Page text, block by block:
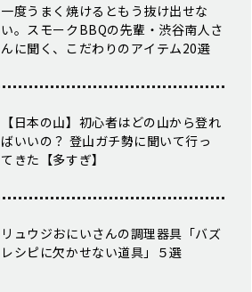
一度うまく焼けるともう抜け出せな
い。スモークBBQの先輩・渋谷南人さ
んに聞く、こだわりのアイテム20選
【日本の山】初心者はどの山から登れ
ばいいの？ 登山ガチ勢に聞いて行っ
てきた【多すぎ】
リュウジおにいさんの調理器具「バズ
レシピに欠かせない道具」５選